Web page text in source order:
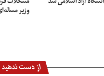
وزیر
از دست ندهید